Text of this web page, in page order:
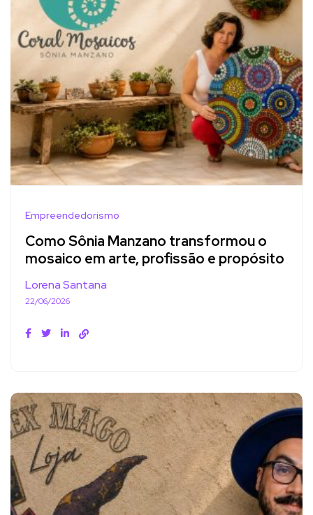
Empreendedorismo
Como Sônia Manzano transformou o
mosaico em arte, profissão e propósito
Lorena Santana
22/06/2026